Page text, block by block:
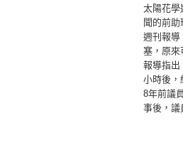
太陽花學
聞的前
週刊報導
塞，原來
報導指出
小時後，
8年前議
事後，議